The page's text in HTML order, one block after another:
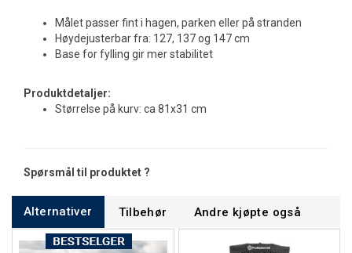
Målet passer fint i hagen, parken eller på stranden
Høydejusterbar fra: 127, 137 og 147 cm
Base for fylling gir mer stabilitet
Produktdetaljer:
Størrelse på kurv: ca 81x31 cm
Spørsmål til produktet ?
Alternativer Tilbehør Andre kjøpte også